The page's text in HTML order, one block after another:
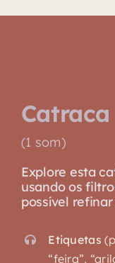
Explore
Sobre
Catraca
(1 som)
Explore esta
usando os
possível
Etiquetas
“feira”,